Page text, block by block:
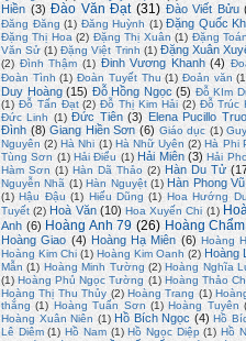
Hiền (3) Đào Văn Đạt (31) Đào Viết Bửu
Đăng Đăng (1) Đăng Huỳnh (1) Đặng Quốc
Đặng Thị Hoa (2) Đặng Thị Xuân (1) Đặng Toán
Văn Sử (1) Đặng Việt Trinh (1) Đặng Xuân
(2) Đình Thậm (1) Đinh Vương Khanh (4)
Đoàn Tình (1) Đoàn Tuyết Thu (1) Đoản văn
Duy Hoàng (15) Đỗ Hồng Ngọc (5) Đỗ KIm
(1) Đỗ Tấn Đạt (2) Đỗ Thị Kim Hải (2) Đỗ Trúc
Đức Linh (1) Đức Tiên (3) Elena Pucillo
Đình (8) Giang Hiền Sơn (6) Giáo dục (1)
Nguyên (2) Hà Nhi (1) Hà Nhữ Uyên (2) Hà Phi
Tùng Sơn (1) Hải Điểu (1) Hải Miên (3) Hải
Hàm Sơn (1) Hàn Dã Thảo (2) Hàn Du Tử
Nguyễn Nhã (1) Hàn Nguyệt (1) Hàn Phong Vũ
(1) Hậu Đậu (1) Hiếu Dũng (1) Hoa Hướng
Tuyết (2) Hoà Văn (10) Hoa Xuyến Chi (1)
Anh (6) Hoàng Anh 79 (26) Hoàng Chẩm
Hoàng Giao (4) Hoàng Hạ Miên (6) Hoàng
Hoàng Kim Chi (1) Hoàng Kim Oanh (2) Hoàng
Mẫn (1) Hoàng Minh Tường (2) Hoàng Nghĩa
(1) Hoàng Phủ Ngọc Tường (1) Hoàng Thảo
Hoàng Thị Thu Thủy (2) Hoàng Trang (1)
thắng (1) Hoàng Tuấn Sơn (1) Hoàng Tuyên
Hoàng Xuân Niên (1) Hồ Bích Ngọc (4) Hồ
Lê Diêm (1) Hồ Nam (1) Hồ Ngọc Diệp (1) Hồ